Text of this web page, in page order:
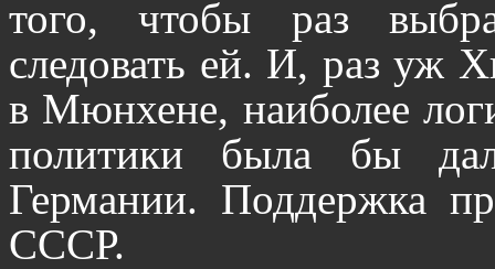
того, чтобы раз
следовать ей. И, раз уж
в Мюнхене, наиболее
политики была бы
Германии. Поддержка
СССР.